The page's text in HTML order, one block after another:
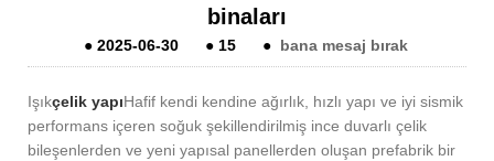
binaları
●2025-06-30 ●15 ● bana mesaj bırak
Işıkçelik yapıHafif kendi kendine ağırlık, hızlı yapı ve iyi sismik
performans içeren soğuk şekillendirilmiş ince duvarlı çelik
bileşenlerden ve yeni yapısal panellerden oluşan prefabrik bir